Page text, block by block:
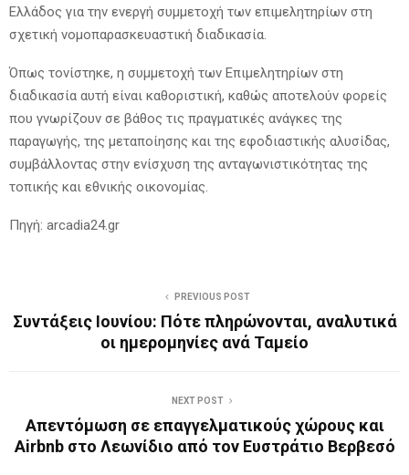
Ελλάδος για την ενεργή συμμετοχή των επιμελητηρίων στη
σχετική νομοπαρασκευαστική διαδικασία.
Όπως τονίστηκε, η συμμετοχή των Επιμελητηρίων στη
διαδικασία αυτή είναι καθοριστική, καθώς αποτελούν φορείς
που γνωρίζουν σε βάθος τις πραγματικές ανάγκες της
παραγωγής, της μεταποίησης και της εφοδιαστικής αλυσίδας,
συμβάλλοντας στην ενίσχυση της ανταγωνιστικότητας της
τοπικής και εθνικής οικονομίας.
Πηγή: arcadia24.gr
PREVIOUS POST
Συντάξεις Ιουνίου: Πότε πληρώνονται, αναλυτικά
οι ημερομηνίες ανά Ταμείο
NEXT POST
Απεντόμωση σε επαγγελματικούς χώρους και
Airbnb στο Λεωνίδιο από τον Ευστράτιο Βερβεσό